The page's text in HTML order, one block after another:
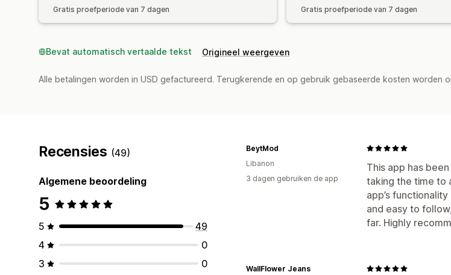
Gratis proefperiode van 7 dagen Gratis proefperiode van 7 dagen
Bevat automatisch vertaalde tekst Origineel weergeven
Alle betalingen worden in USD gefactureerd. Terugkerende en op gebruik gebaseerde kosten worden
Recensies (49)
Algemene beoordeling
5
5
49
4
0
3
0
This app has
taking the time to
app’s
and easy to
far. Highly
BeytMod
Libanon
3 dagen gebruiken de app
WallFlower Jeans